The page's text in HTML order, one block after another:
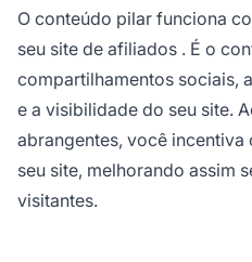
O conteúdo pilar funciona
seu site de afiliados . É o
compartilhamentos sociais,
e a visibilidade do seu site.
abrangentes, você incentiva
seu site, melhorando assim
visitantes.